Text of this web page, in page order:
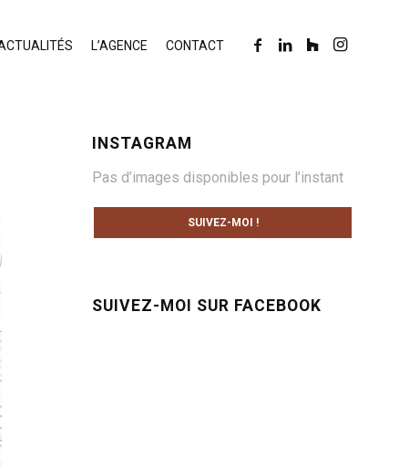
L’AGENCE CONTACT
INSTAGRAM
Pas d’images disponibles pour l’instant
SUIVEZ-MOI !
SUIVEZ-MOI SUR FACEBOOK